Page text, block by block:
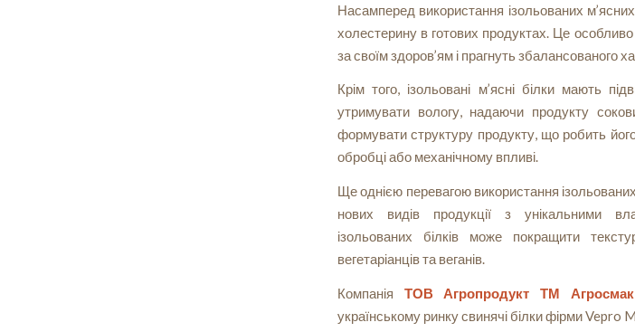
Насамперед використання ізольованих
холестерину в готових продуктах. Це
за своїм здоров’ям і прагнуть збалансованого
Крім того, ізольовані м’ясні білки мають
утримувати вологу, надаючи продукту
формувати структуру продукту, що робить
обробці або механічному впливі.
Ще однією перевагою використання
нових видів продукції з унікальними
ізольованих білків може покращити
вегетаріанців та веганів.
Компанія ТОВАгропродукт ТМ Агросмак
українському ринку свинячі білки фірми Vepro